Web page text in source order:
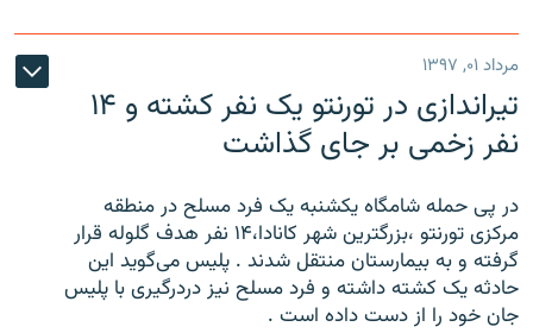
مرداد ۰۱, ۱۳۹۷
تیراندازی در تورنتو یک نفر کشته و ۱۴
نفر زخمی بر جای گذاشت
در پی حمله شامگاه یکشنبه یک فرد مسلح در منطقه
مرکزی تورنتو ،‌بزرگترین شهر کانادا،۱۴ نفر هدف گلوله قرار
گرفته و به بیمارستان منتقل شدند . پلیس می‌گوید این
حادثه یک کشته داشته و فرد مسلح نیز دردرگیری با پلیس
جان خود را از دست داده است .